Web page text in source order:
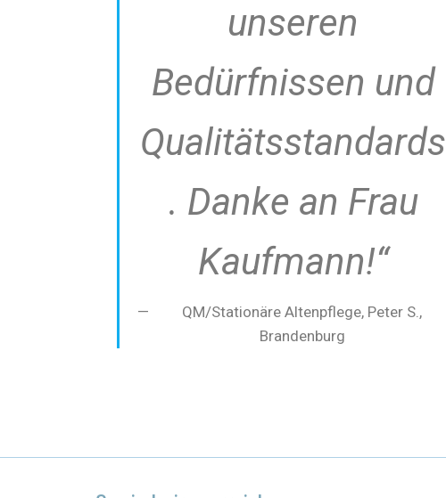
unseren
Bedürfnissen und
Qualitätsstandards
. Danke an Frau
Kaufmann!“
QM/Stationäre Altenpflege, Peter S.,
Brandenburg